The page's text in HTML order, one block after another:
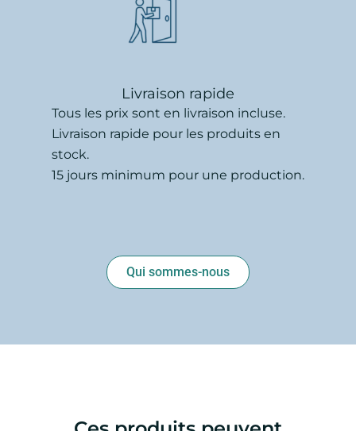
Livraison rapide
Tous les prix sont en livraison incluse.
Livraison rapide pour les produits en
stock.
15 jours minimum pour une production.
Qui sommes-nous